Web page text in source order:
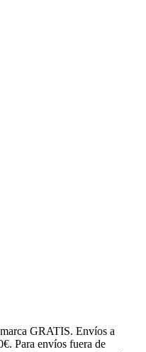
GRATIS. Envíos a
Para envíos fuera de